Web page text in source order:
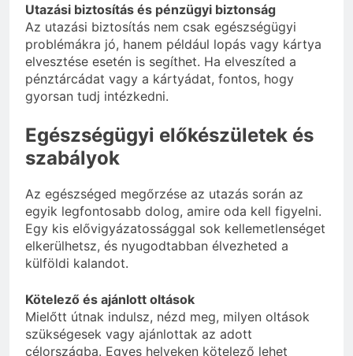
Utazási biztosítás és pénzügyi biztonság
Az utazási biztosítás nem csak egészségügyi
problémákra jó, hanem például lopás vagy kártya
elvesztése esetén is segíthet. Ha elveszíted a
pénztárcádat vagy a kártyádat, fontos, hogy
gyorsan tudj intézkedni.
Egészségügyi előkészületek és
szabályok
Az egészséged megőrzése az utazás során az
egyik legfontosabb dolog, amire oda kell figyelni.
Egy kis elővigyázatossággal sok kellemetlenséget
elkerülhetsz, és nyugodtabban élvezheted a
külföldi kalandot.
Kötelező és ajánlott oltások
Mielőtt útnak indulsz, nézd meg, milyen oltások
szükségesek vagy ajánlottak az adott
célországba. Egyes helyeken kötelező lehet